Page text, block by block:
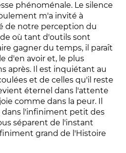
d’oralité]
[8-14 ans]
phénoménale. Le silence
m'a invité à
de notre perception du
où tant d'outils sont
gagner du temps, il paraît
d'en avoir et, le plus
après. Il est inquiétant au
et de celles qu'il reste
éternel dans l'attente
comme dans la peur. Il
dans l'infiniment petit des
séparent de l'instant
grand de l'Histoire